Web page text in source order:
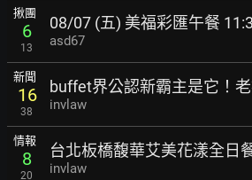
揪團
6
13
08/07 (五) 美福彩匯午餐
asd67
新聞
16
38
buffet界公認新霸主是它！
invlaw
情報
8
20
台北板橋馥華艾美花漾全日
invlaw